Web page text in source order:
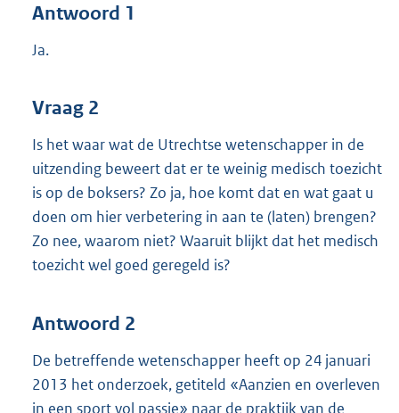
Antwoord 1
Ja.
Vraag 2
Is het waar wat de Utrechtse wetenschapper in de
uitzending beweert dat er te weinig medisch toezicht
is op de boksers? Zo ja, hoe komt dat en wat gaat u
doen om hier verbetering in aan te (laten) brengen?
Zo nee, waarom niet? Waaruit blijkt dat het medisch
toezicht wel goed geregeld is?
Antwoord 2
De betreffende wetenschapper heeft op 24 januari
2013 het onderzoek, getiteld «Aanzien en overleven
in een sport vol passie» naar de praktijk van de